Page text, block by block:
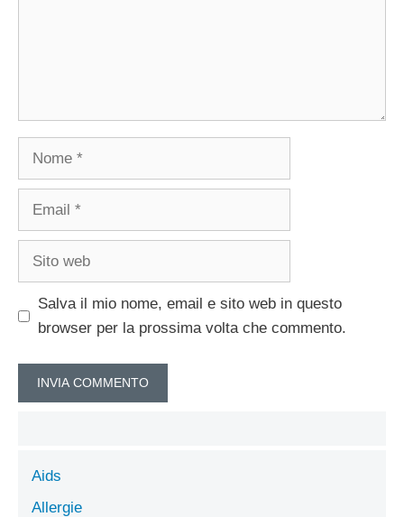
Nome
Email
Sito
Salva il mio nome, email e sito web in questo
browser per la prossima volta che commento.
Aids
Allergie